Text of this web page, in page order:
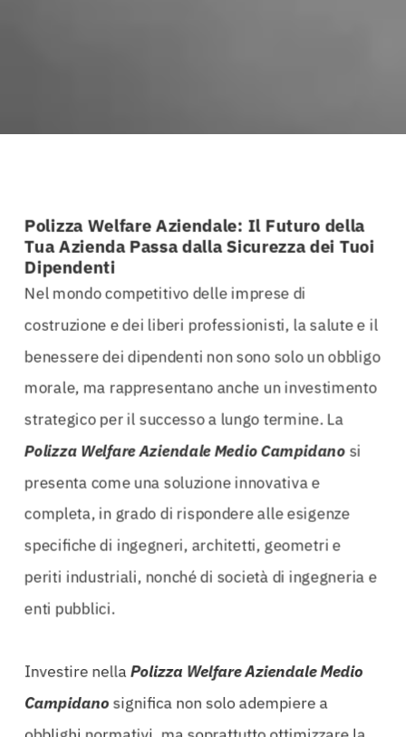
Polizza Welfare Aziendale: Il Futuro della
Tua Azienda Passa dalla Sicurezza dei Tuoi
Dipendenti
Nel mondo competitivo delle imprese di
costruzione e dei liberi professionisti, la salute e il
benessere dei dipendenti non sono solo un obbligo
morale, ma rappresentano anche un investimento
strategico per il successo a lungo termine. La
Polizza Welfare Aziendale Medio Campidano si
presenta come una soluzione innovativa e
completa, in grado di rispondere alle esigenze
specifiche di ingegneri, architetti, geometri e
periti industriali, nonché di società di ingegneria e
enti pubblici.
Investire nellaPolizza Welfare Aziendale Medio
Campidanosignifica non solo adempiere a